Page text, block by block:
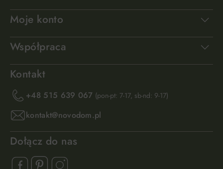
Moje konto
Współpraca
Kontakt
+48 515 639 067 (pon-pt: 7-17, sb-nd: 9-17)
kontakt@novodom.pl
Dołącz do nas